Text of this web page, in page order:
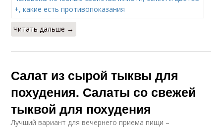
Читать дальше →
Салат из сырой тыквы для
похудения. Салаты со свежей
тыквой для похудения
Лучший вариант для вечернего приема пищи –